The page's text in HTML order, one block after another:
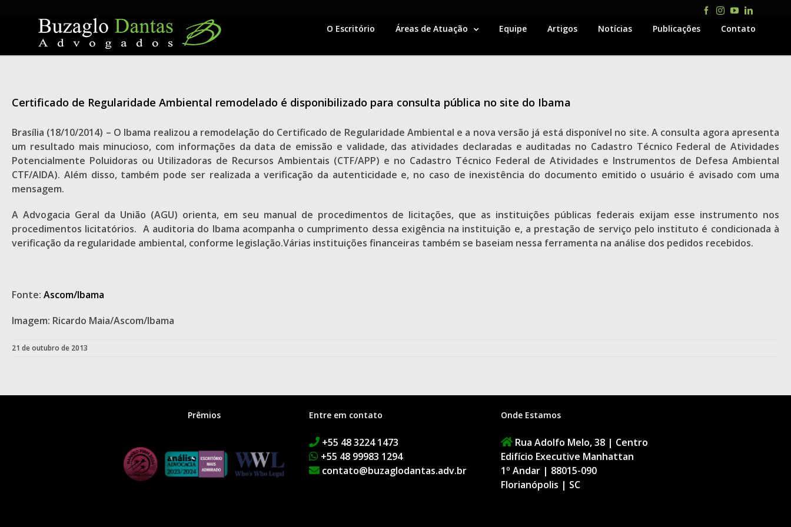
Facebook
Instagram
YouTubeLinkedIn
O Escritório Áreas de Atuação Equipe Artigos Notícias Publicações Contato
Certificado de Regularidade Ambiental remodelado é disponibilizado para consulta pública no site do Ibama
Brasília (18/10/2014) – O Ibama realizou a remodelação do Certificado de Regularidade Ambiental e a nova versão já está disponível no site. A consulta agora apresenta
um resultado mais minucioso, com informações da data de emissão e validade, das atividades declaradas e auditadas no Cadastro Técnico Federal de Atividades
Potencialmente Poluidoras ou Utilizadoras de Recursos Ambientais (CTF/APP) e no Cadastro Técnico Federal de Atividades e Instrumentos de Defesa Ambiental
CTF/AIDA). Além disso, também pode ser realizada a verificação da autenticidade e, no caso de inexistência do documento emitido o usuário é avisado com uma
mensagem.
A Advogacia Geral da União (AGU) orienta, em seu manual de procedimentos de licitações, que as instituições públicas federais exijam esse instrumento nos
procedimentos licitatórios. A auditoria do Ibama acompanha o cumprimento dessa exigência na instituição e, a prestação de serviço pelo instituto é condicionada à
verificação da regularidade ambiental, conforme legislação.Várias instituições financeiras também se baseiam nessa ferramenta na análise dos pedidos recebidos.
Fonte: Ascom/Ibama
Imagem: Ricardo Maia/Ascom/Ibama
21 de outubro de 2013
Prêmios Entre em contato
+55 48 3224 1473
+55 48 99983 1294
contato@buzaglodantas.adv.br
Onde Estamos
Rua Adolfo Melo, 38 | Centro
Edifício Executive Manhattan
1º Andar | 88015-090
Florianópolis | SC